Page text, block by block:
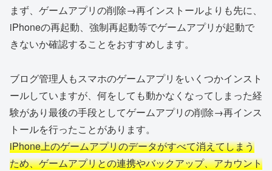
まず、ゲームアプリの削除→再インストールよりも先に、
iPhoneの再起動、強制再起動等でゲームアプリが起動で
きないか確認することをおすすめします。
ブログ管理人もスマホのゲームアプリをいくつかインスト
ールしていますが、何をしても動かなくなってしまった経
験があり最後の手段としてゲームアプリの削除→再インス
トールを行ったことがあります。
iPhone上のゲームアプリのデータがすべて消えてしまう
ため、ゲームアプリとの連携やバックアップ、アカウント